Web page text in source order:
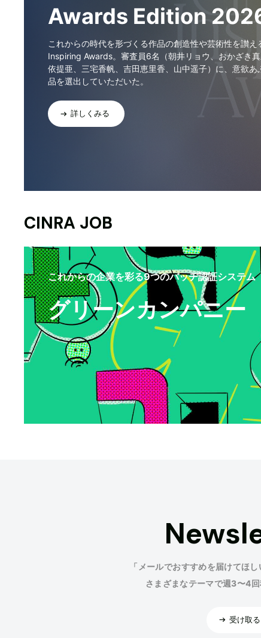
Awards Edition
これからの時代を形づくる作品の創造性や芸術性を讃え
Inspiring Awards。審査員6名（朝井リョウ、おかざき
依提亜、三宅香帆、吉田恵里香、山中遥子）に、意欲あ
品を選出していただいた。
詳しくみる
CINRA JOB
これからの企業を彩る9つのバッヂ認証システム
グリーンカンパニー
「メールでおすすめを届けてほ
さまざまなテーマで週3〜4回
受け取る